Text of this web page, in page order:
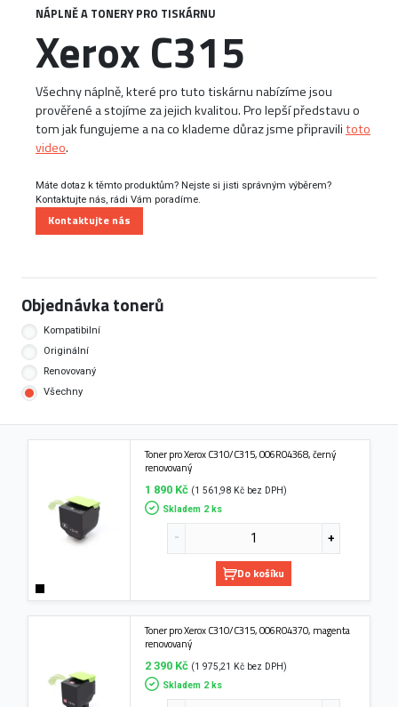
NÁPLNĚ A TONERY PRO TISKÁRNU
Xerox C315
Všechny náplně, které pro tuto tiskárnu nabízíme jsou
prověřené a stojíme za jejich kvalitou. Pro lepší představu o
tom jak fungujeme a na co klademe důraz jsme připravilitoto
video.
Máte dotaz k těmto produktům? Nejste si jisti správným výběrem?
Kontaktujte nás, rádi Vám poradíme.
Kontaktujte nás
Objednávka tonerů
Kompatibilní
Originální
Renovovaný
Všechny
Toner pro Xerox C310/C315, 006R04368, černý
renovovaný
1 890 Kč (1 561,98 Kč bez DPH)
Skladem 2 ks
Do košíku
Toner pro Xerox C310/C315, 006R04370, magenta
renovovaný
2 390 Kč (1 975,21 Kč bez DPH)
Skladem 2 ks